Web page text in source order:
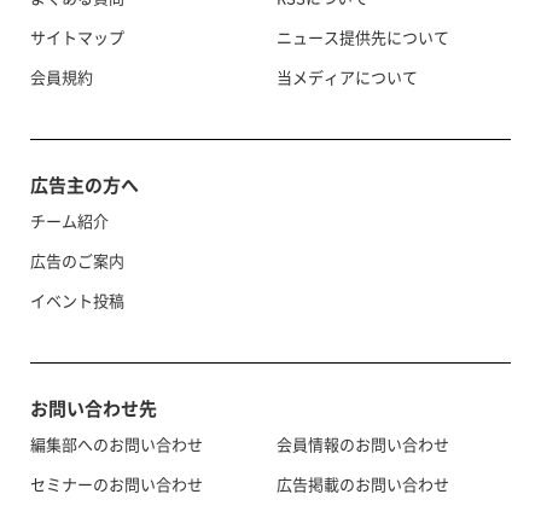
サイトマップ
会員規約
ニュース提供先について
当メディアについて
広告主の方へ
チーム紹介
広告のご案内
イベント投稿
お問い合わせ先
編集部へのお問い合わせ
セミナーのお問い合わせ
会員情報のお問い合わせ
広告掲載のお問い合わせ